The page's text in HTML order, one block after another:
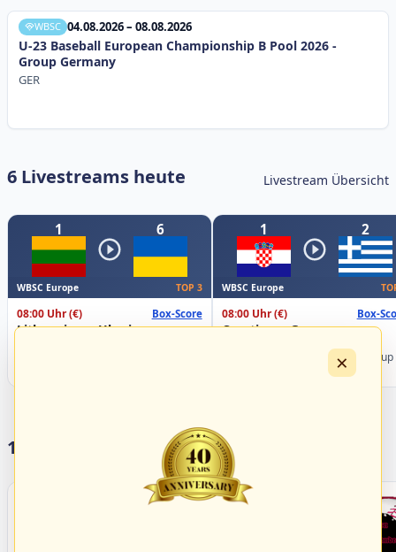
WBSC 04.08.2026 – 08.08.2026
U-23 Baseball European Championship B Pool 2026 -
Group Germany
GER
6 Livestreams heute Livestream Übersicht
1 6
WBSC Europe TOP 3
08:00 Uhr(€) Box-Score
Lithuania vs. Ukraine
1 2
WBSC Europe
08:00 Uhr(€) Box-
Croatia vs. Greece
Championship B Pool 2026 - Group
17 Vereine im S/HBV
×